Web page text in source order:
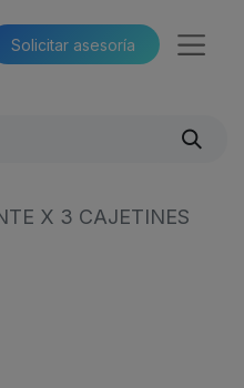
Solicitar asesoría​​
X 3 CAJETINES